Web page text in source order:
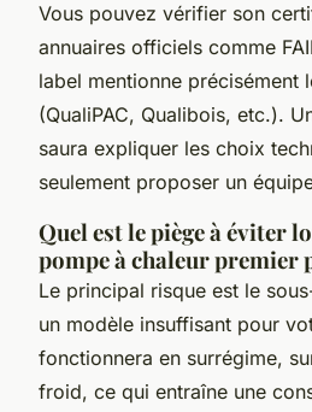
Vous pouvez vérifier son
annuaires officiels comme
label mentionne précisément
(QualiPAC, Qualibois, etc.).
saura expliquer les choix
seulement proposer un
Quel est le piège à éviter
pompe à chaleur premier
Le principal risque est le
un modèle insuffisant pour
fonctionnera en surrégime,
froid, ce qui entraîne une